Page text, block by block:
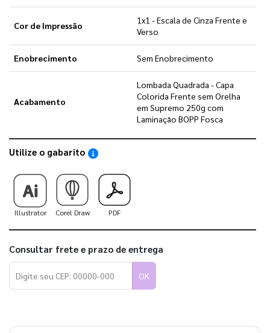
Cor de Impressão
1x1 - Escala de Cinza Frente e
Verso
Enobrecimento Sem Enobrecimento
Acabamento
Lombada Quadrada - Capa
Colorida Frente sem Orelha
em Supremo 250g com
Laminação BOPP Fosca
Utilize o gabarito Saiba como utilizar os nossos gabaritos
Illustrator Corel Draw PDF
Consultar frete e prazo de entrega
OK